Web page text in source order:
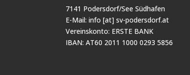
7141 Podersdorf/See Südhafen
E-Mail: info [at] sv-podersdorf.at
Vereinskonto: ERSTE BANK
IBAN: AT60 2011 1000 0293 5856